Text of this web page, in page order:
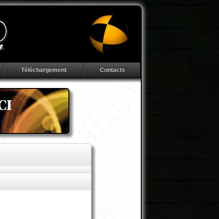
Téléchargement Contacts